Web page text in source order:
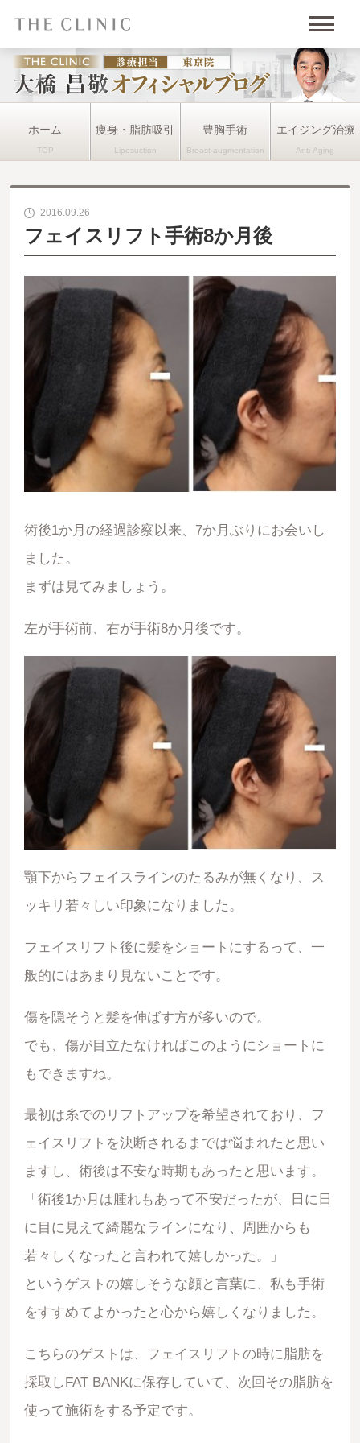
ホーム 痩身・脂肪吸引 豊胸手術 エイジング治療
2016.09.26
フェイスリフト手術8か月後
術後1か月の経過診察以来、7か月ぶりにお会いし
ました。
まずは見てみましょう。
左が手術前、右が手術8か月後です。
顎下からフェイスラインのたるみが無くなり、ス
ッキリ若々しい印象になりました。
フェイスリフト後に髪をショートにするって、一
般的にはあまり見ないことです。
傷を隠そうと髪を伸ばす方が多いので。
でも、傷が目立たなければこのようにショートに
もできますね。
最初は糸でのリフトアップを希望されており、フ
ェイスリフトを決断されるまでは悩まれたと思い
ますし、術後は不安な時期もあったと思います。
「術後1か月は腫れもあって不安だったが、日に日
に目に見えて綺麗なラインになり、周囲からも
若々しくなったと言われて嬉しかった。」
というゲストの嬉しそうな顔と言葉に、私も手術
をすすめてよかったと心から嬉しくなりました。
こちらのゲストは、フェイスリフトの時に脂肪を
採取しFAT BANKに保存していて、次回その脂肪を
使って施術をする予定です。